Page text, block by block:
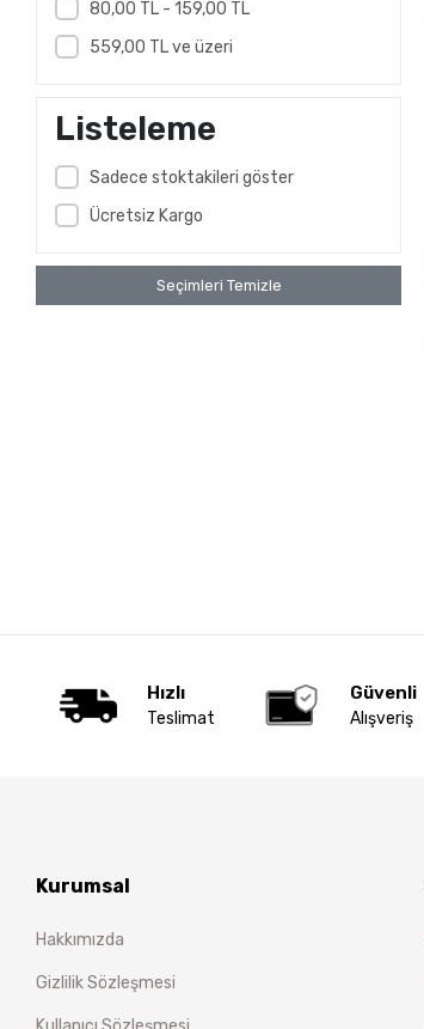
80,00 TL - 159,00 TL
559,00 TL ve üzeri
Listeleme
Sadece stoktakileri göster
Ücretsiz Kargo
Seçimleri Temizle
Hızlı
Teslimat
Güvenli
Alışveriş
Kurumsal
Hakkımızda
Gizlilik Sözleşmesi